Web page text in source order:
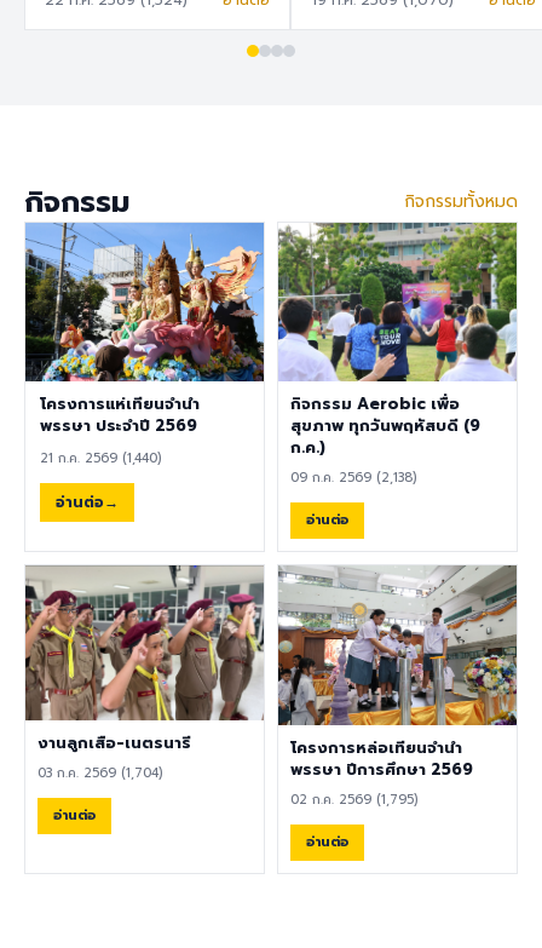
มหาวิทยาลัยบูรพา 🇹🇭 ภาษา
ไทย โรงเรียนสาธิต "พิบูล
เดือน 30,000 – 40,000
บาท เงินช่วยเหลือค่าที่พัก
6,500 บาท/เดือน สวัสดิการ
การต่ออายุ Visa และ Work
Permit ประกันสุขภาพเอกชน
คุณสมบัติประจำตำแหน่ง สำเร็จ
การศึกษาระดับปริญญาตรี ใน
สาขาวิชาคณิตศาสตร์ ภาษา
อังกฤษ วิทยาศาสตร์
สังคมศึกษา สุขศึกษา/
พลศึกษา ศิลปะ หรือสาขาอื่นที่
เป็นภาษาแม่ (Native English
Speaker) หรือหากไม่ใช่เจ้าของ
ภาษาอังกฤษ TOEIC ไม่ต่ำกว่า
785 คะแนน หากมีประสบการณ์
ด้านการจัดการเรียนการสอนจะ
ได้รับการพิจารณาเป็นพิเศษ
เอกสารประกอบการสมัครและ
การติดต่อ ผู้สนใจสามารถส่ง
ประวัติส่วนตัว (CV), สำเนา
หนังสือเดินทาง (Passport),
สำเนาใบปริญญาบัตร, เอกสาร
รับรองอื่น ๆ ที่เกี่ยวข้อง พร้อม
ทั้งวิดีโอแนะนำตัวสั้น ๆ (Short
Introduction Video) ได้ที่
กิจกรรม กิจกรรมทั้งหมด
โครงการแห่เทียนจำนำ
พรรษา ประจำปี 2569
21 ก.ค. 2569 (1,440)
อ่านต่อ
กิจกรรม Aerobic เพื่อ
สุขภาพ ทุกวันพฤหัสบดี (9
ก.ค.)
09 ก.ค. 2569 (2,138)
อ่านต่อ
งานลูกเสือ-เนตรนารี
03 ก.ค. 2569 (1,704)
อ่านต่อ
โครงการหล่อเทียนจำนำ
พรรษา ปีการศึกษา 2569
02 ก.ค. 2569 (1,795)
อ่านต่อ